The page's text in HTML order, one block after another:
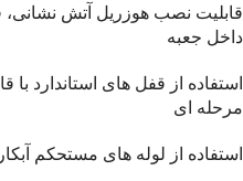
قابلیت نصب هوزریل آتش
داخل جعبه
استفاده از قفل های استاندارد
مرحله ای
استفاده از لوله های مستحکم